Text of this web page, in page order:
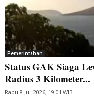
Pemerintahan
Status GAK Siaga
Radius 3 Kilometer...
Rabu 8 Juli 2026, 19:01 WIB